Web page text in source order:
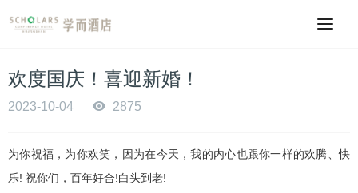
欢度国庆！喜迎新婚！
2023-10-04 2875
为你祝福，为你欢笑，因为在今天，我的内心也跟你一样的欢腾、快
乐! 祝你们，百年好合!白头到老!